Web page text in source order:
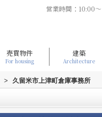
営業時間：10:00
売買物件
For housing
建築
Architecture
> 久留米市上津町倉庫事務所